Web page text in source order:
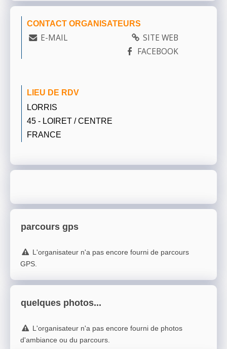
CONTACT ORGANISATEURS
E-MAIL
SITE WEB
FACEBOOK
LIEU DE RDV
LORRIS
45 - LOIRET / CENTRE
FRANCE
parcours gps
L'organisateur n'a pas encore fourni de parcours
GPS.
quelques photos...
L'organisateur n'a pas encore fourni de photos
d'ambiance ou du parcours.